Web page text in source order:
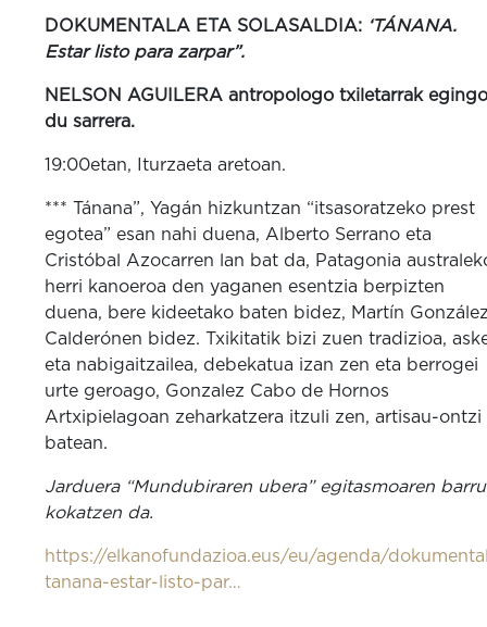
DOKUMENTALA ETA SOLASALDIA: ‘TÁNANA.
Estar listo para zarpar”.
NELSON AGUILERA antropologo txiletarrak egingo
du sarrera.
19:00etan, Iturzaeta aretoan.
*** Tánana”, Yagán hizkuntzan “itsasoratzeko prest
egotea” esan nahi duena, Alberto Serrano eta
Cristóbal Azocarren lan bat da, Patagonia
herri kanoeroa den yaganen esentzia berpizten
duena, bere kideetako baten bidez, Martín
Calderónen bidez. Txikitatik bizi zuen tradizioa,
eta nabigaitzailea, debekatua izan zen eta berrogei
urte geroago, Gonzalez Cabo de Hornos
Artxipielagoan zeharkatzera itzuli zen, artisau-ontzi
batean.
Jarduera “Mundubiraren ubera” egitasmoaren
kokatzen da.
https://elkanofundazioa.eus/eu/agenda/
tanana-estar-listo-par…